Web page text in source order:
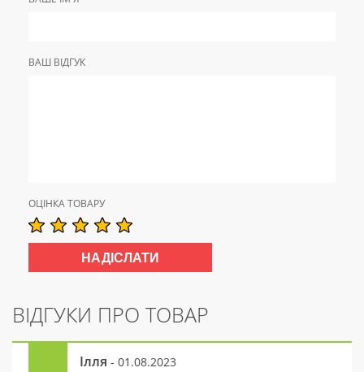
ВАШ ВІДГУК
ОЦІНКА ТОВАРУ
ВІДГУКИ ПРО ТОВАР
Ілля - 01.08.2023